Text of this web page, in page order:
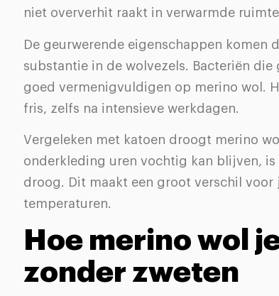
niet oververhit raakt in verwarmde
De geurwerende eigenschappen komen
substantie in de wolvezels. Bacteriën
goed vermenigvuldigen op merino wol.
fris, zelfs na intensieve werkdagen.
Vergeleken met katoen droogt merino
onderkleding uren vochtig kan blijven,
droog. Dit maakt een groot verschil
temperaturen.
Hoe merino wol
zonder zweten